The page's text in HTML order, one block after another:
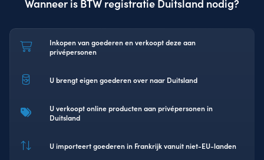
Wanneer is BTW registratie Duitsland nodig?
Inkopen van goederen en verkoopt deze aan
privépersonen
U brengt eigen goederen over naar Duitsland
U verkoopt online producten aan privépersonen in
Duitsland
U importeert goederen in Frankrijk vanuit niet-EU-landen